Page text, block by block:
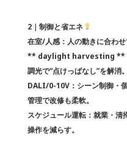
2｜制御と省エネ
在室/人感：人の動きに合わ
** daylight harvesting **：
調光で“点けっぱなし”を解消。
DALI/0-10V：シーン制御・
管理で改修も柔軟。
スケジュール運転：就業・清
操作を減らす。